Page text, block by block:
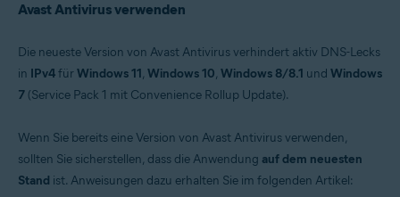
Avast Antivirus verwenden
Die neueste Version von Avast Antivirus verhindert aktiv DNS-Lecks
in IPv4fürWindows 11, Windows 10, Windows 8/8.1 und Windows
7 (Service Pack 1 mit Convenience Rollup Update).
Wenn Sie bereits eine Version von Avast Antivirus verwenden,
sollten Sie sicherstellen, dass die Anwendung auf dem neuesten
Stand ist. Anweisungen dazu erhalten Sie im folgenden Artikel: